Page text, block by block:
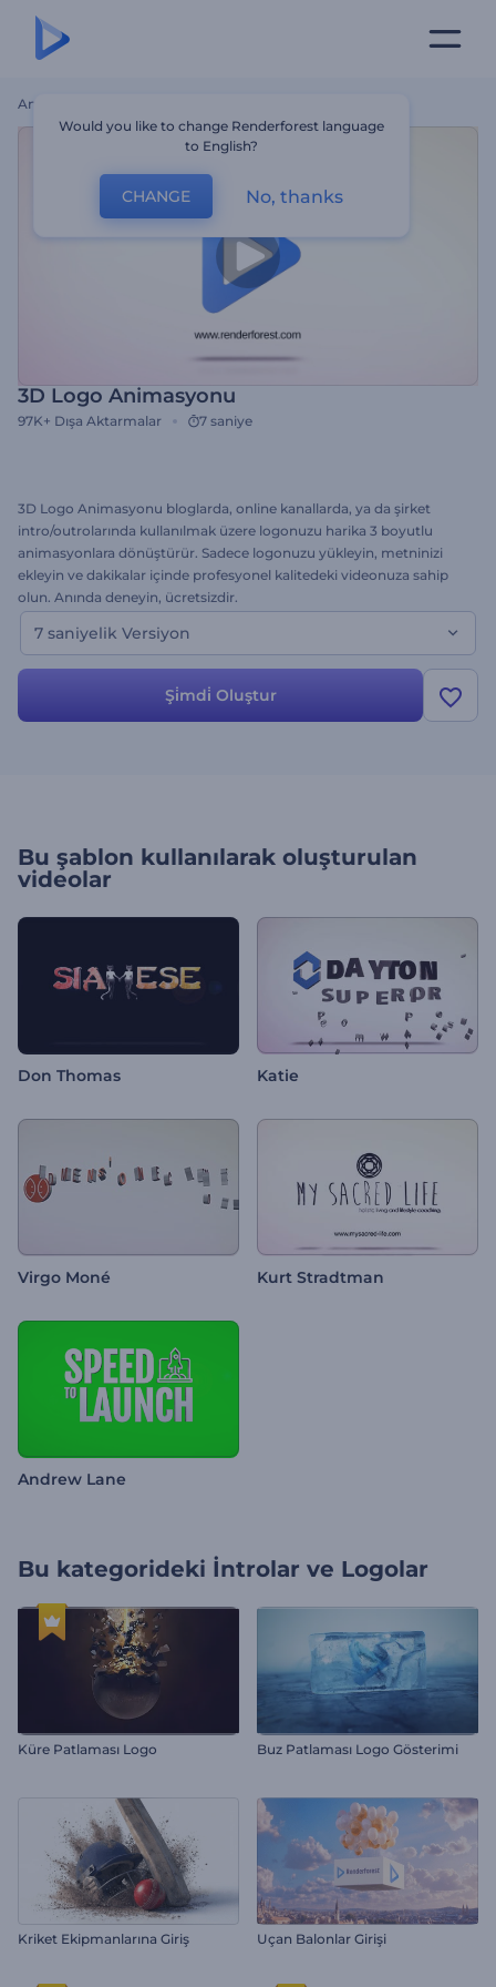
Ana Sayfa
3D Logo Animasyonu
97K+ Dışa Aktarmalar 7 saniye
3D Logo Animasyonu bloglarda, online kanallarda, ya da şirket
intro/outrolarında kullanılmak üzere logonuzu harika 3 boyutlu
animasyonlara dönüştürür. Sadece logonuzu yükleyin, metninizi
ekleyin ve dakikalar içinde profesyonel kalitedeki videonuza sahip
olun. Anında deneyin, ücretsizdir.
7 saniyelik Versiyon
Şi̇mdi̇ Oluştur
Bu şablon kullanılarak oluşturulan
videolar
Don Thomas Katie
Virgo Moné Kurt Stradtman
Andrew Lane
Bu kategorideki İntrolar ve Logolar
Küre Patlaması Logo Buz Patlaması Logo Gösterimi
Kriket Ekipmanlarına Giriş Uçan Balonlar Girişi
Would you like to change Renderforest language
to English?
CHANGE No, thanks